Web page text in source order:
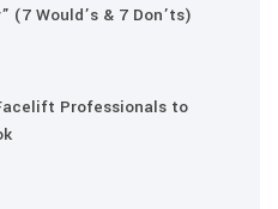
(7 Would’s & 7 Don’ts)
Professionals to